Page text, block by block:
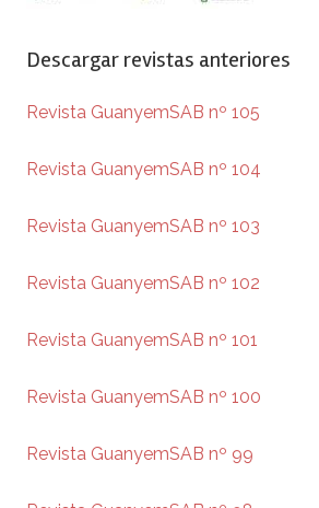
Descargar revistas anteriores
Revista GuanyemSAB nº 105
Revista GuanyemSAB nº 104
Revista GuanyemSAB nº 103
Revista GuanyemSAB nº 102
Revista GuanyemSAB nº 101
Revista GuanyemSAB nº 100
Revista GuanyemSAB nº 99